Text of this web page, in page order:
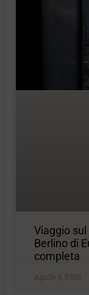
Viaggio
Berlino di
completa
Aprile 4, 2026